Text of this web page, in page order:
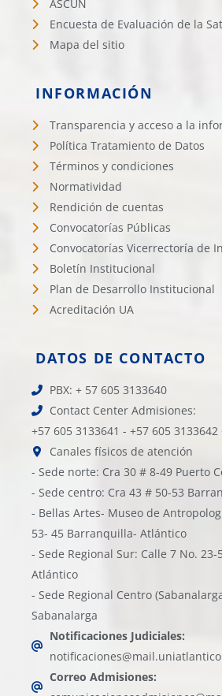
ASCUN
Encuesta de Evaluación de la
Mapa del sitio
INFORMACIÓN
Transparencia y acceso a la
Política Tratamiento de Datos
Términos y condiciones
Normatividad
Rendición de cuentas
Convocatorías Públicas
Convocatorías Vicerrectoría de
Boletín Institucional
Plan de Desarrollo Institucional
Acreditación UA
DATOS DE CONTACTO
PBX: + 57 605 3133640
Contact Center Admisiones:
+57 605 3133641 - +57 605 3133642
Canales físicos de atención
- Sede norte: Cra 30 # 8-49 Puerto
- Sede centro: Cra 43 # 50-53
- Bellas Artes- Museo de
53- 45 Barranquilla- Atlántico
- Sede Regional Sur: Calle 7 No.
Atlántico
- Sede Regional Centro
Sabanalarga
Notificaciones Judiciales:
Correo Admisiones: